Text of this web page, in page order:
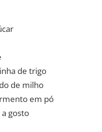
de trigo
de milho
em pó
gosto